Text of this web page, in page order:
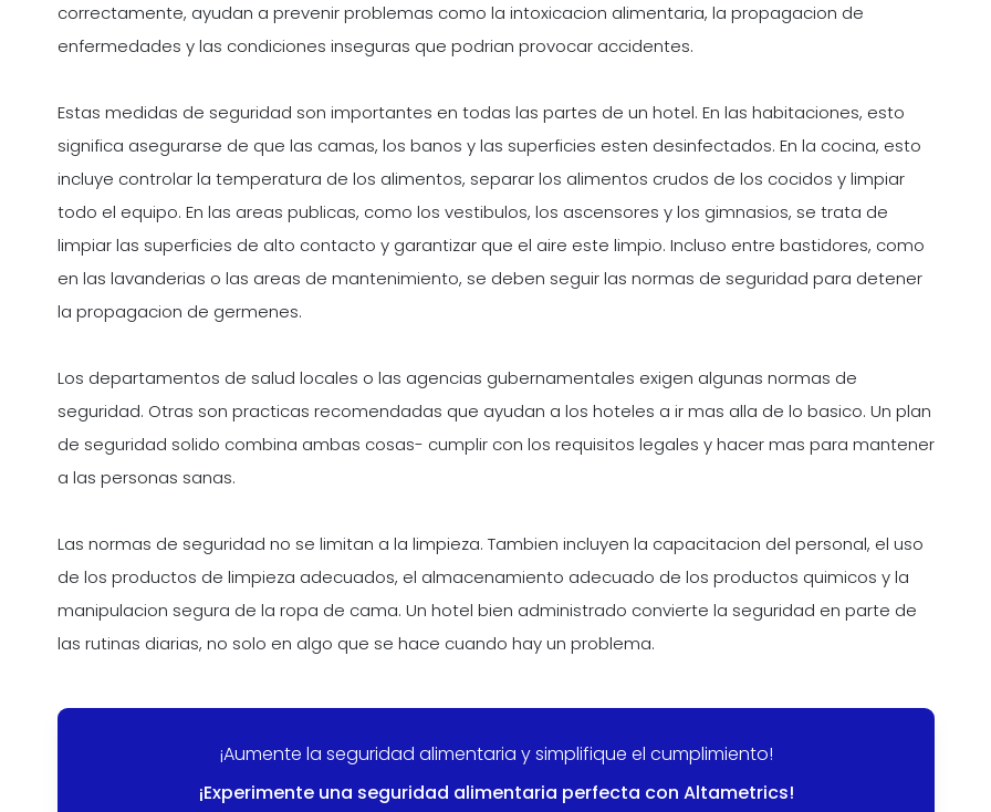
correctamente, ayudan a prevenir problemas como la intoxicacion alimentaria, la propagacion de
enfermedades y las condiciones inseguras que podrian provocar accidentes.
Estas medidas de seguridad son importantes en todas las partes de un hotel. En las habitaciones, esto
significa asegurarse de que las camas, los banos y las superficies esten desinfectados. En la cocina, esto
incluye controlar la temperatura de los alimentos, separar los alimentos crudos de los cocidos y limpiar
todo el equipo. En las areas publicas, como los vestibulos, los ascensores y los gimnasios, se trata de
limpiar las superficies de alto contacto y garantizar que el aire este limpio. Incluso entre bastidores, como
en las lavanderias o las areas de mantenimiento, se deben seguir las normas de seguridad para detener
la propagacion de germenes.
Los departamentos de salud locales o las agencias gubernamentales exigen algunas normas de
seguridad. Otras son practicas recomendadas que ayudan a los hoteles a ir mas alla de lo basico. Un plan
de seguridad solido combina ambas cosas- cumplir con los requisitos legales y hacer mas para mantener
a las personas sanas.
Las normas de seguridad no se limitan a la limpieza. Tambien incluyen la capacitacion del personal, el uso
de los productos de limpieza adecuados, el almacenamiento adecuado de los productos quimicos y la
manipulacion segura de la ropa de cama. Un hotel bien administrado convierte la seguridad en parte de
las rutinas diarias, no solo en algo que se hace cuando hay un problema.
¡Aumente la seguridad alimentaria y simplifique el cumplimiento!
¡Experimente una seguridad alimentaria perfecta con Altametrics!